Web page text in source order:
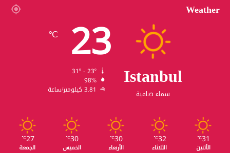
Weather
Istanbul
سماء صافية
23
℃
98%
3.81 كيلومتر/ساعة
31
℃
الأثنين
32
℃
الثلاثاء
30
℃
الأربعاء
30
℃
الخميس
27
℃
الجمعة